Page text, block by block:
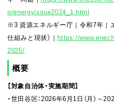
o/energyissue2024_1.html
※3 資源エネルギー庁｜令和7年｜
仕組みと現状）｜ https://
2025/
概要
【対象自治体・実施期間】
・世田谷区：2026年6月1日（月）～